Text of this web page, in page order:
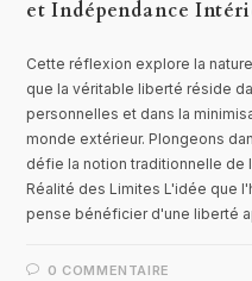
et Indépendance
Cette réflexion explore la
que la véritable liberté réside
personnelles et dans la
monde extérieur. Plongeons
défie la notion traditionnelle de
Réalité des Limites L'idée que
pense bénéficier d'une liberté
0 COMMENTAIRE